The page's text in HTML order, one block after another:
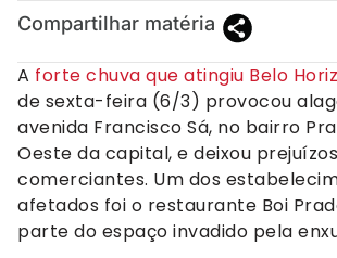
Compartilhar matéria
A forte chuva que atingiu Belo
de sexta-feira (6/3) provocou
avenida Francisco Sá, no bairro
Oeste da capital, e deixou
comerciantes. Um dos
afetados foi o restaurante Boi
parte do espaço invadido pela